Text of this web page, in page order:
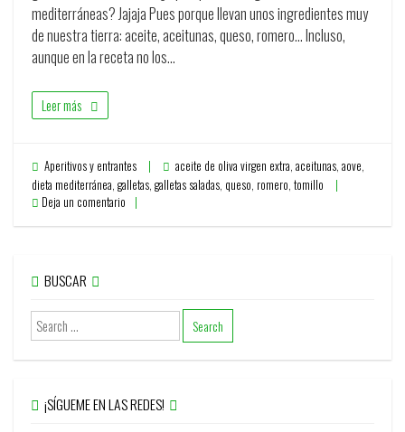
mediterráneas? Jajaja Pues porque llevan unos ingredientes muy
de nuestra tierra: aceite, aceitunas, queso, romero… Incluso,
aunque en la receta no los…
Leer más
Aperitivos y entrantes aceite de oliva virgen extra, aceitunas, aove,
dieta mediterránea, galletas, galletas saladas, queso, romero, tomillo
Deja un comentario
BUSCAR
¡SÍGUEME EN LAS REDES!